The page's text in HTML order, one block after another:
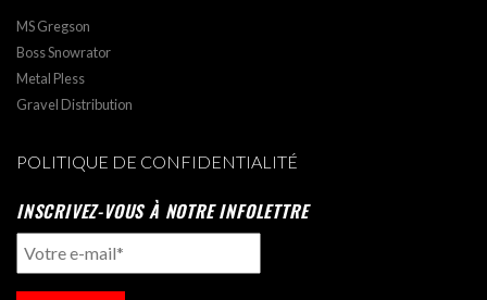
MS Gregson
Boss Snowrator
Metal Pless
Gravel Distribution
POLITIQUE DE CONFIDENTIALITÉ
INSCRIVEZ-VOUS À NOTRE INFOLETTRE